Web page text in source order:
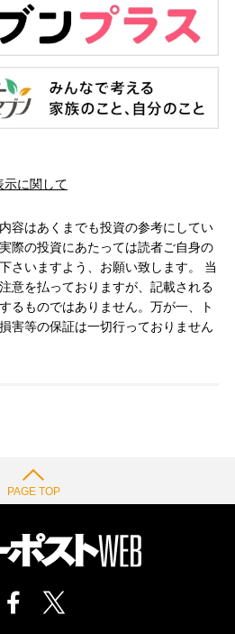
示に関して
容はあくまでも投資の参考にしてい
際の投資にあたっては読者ご自身の
さいますよう、お願い致します。 当
意を払っておりますが、記載される
るものではありません。万が一、ト
害等の保証は一切行っておりません
PAGE TOP